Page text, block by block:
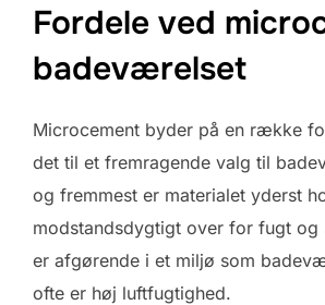
Fordele ved
badeværelset
Microcement byder på en række
det til et fremragende valg til
og fremmest er materialet yderst
modstandsdygtigt over for fugt og
er afgørende i et miljø som
ofte er høj luftfugtighed.